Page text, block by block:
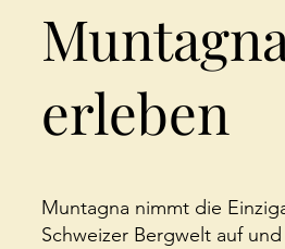
erleben
Muntagna nimmt die
Schweizer Bergwelt auf